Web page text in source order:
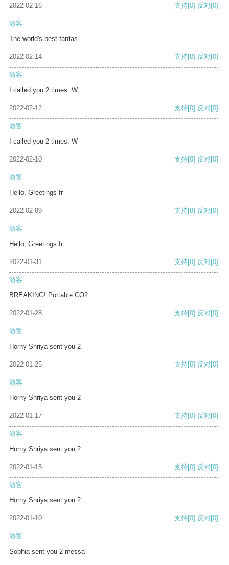
2022-02-16 支持[0] 反对[0]
游客
The world's best fantas
2022-02-14 支持[0] 反对[0]
游客
I called you 2 times. W
2022-02-12 支持[0] 反对[0]
游客
I called you 2 times. W
2022-02-10 支持[0] 反对[0]
游客
Hello, Greetings fr
2022-02-09 支持[0] 反对[0]
游客
Hello, Greetings fr
2022-01-31 支持[0] 反对[0]
游客
BREAKING! Portable CO2
2022-01-28 支持[0] 反对[0]
游客
Horny Shriya sent you 2
2022-01-25 支持[0] 反对[0]
游客
Horny Shriya sent you 2
2022-01-17 支持[0] 反对[0]
游客
Horny Shriya sent you 2
2022-01-15 支持[0] 反对[0]
游客
Horny Shriya sent you 2
2022-01-10 支持[0] 反对[0]
游客
Sophia sent you 2 messa